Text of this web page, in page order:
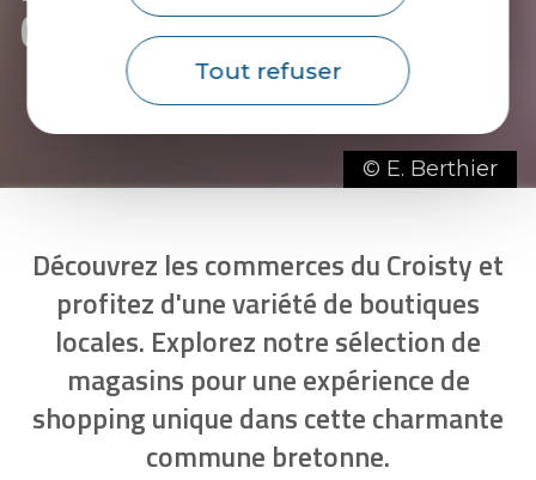
Tout refuser
© E. Berthier
Croisty
Découvrez les commerces du Croisty et
profitez d'une variété de boutiques
locales. Explorez notre sélection de
magasins pour une expérience de
shopping unique dans cette charmante
commune bretonne.